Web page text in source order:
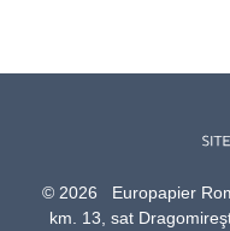
© 2026 Europapier
km. 13, sat